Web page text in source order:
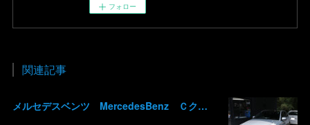
フォロー
関連記事
メルセデスベンツ MercedesBenz Ｃクラス バッテリー サブバッテリー 交換 パナメリカーナグリル化 コマンドシステム SSD化 群馬 高崎